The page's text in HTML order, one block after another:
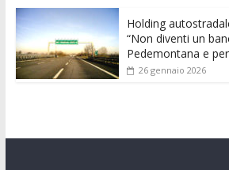
Holding
“Non diventi un
Pedemontana e
26 gennaio 2026